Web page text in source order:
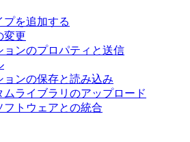
プを追加する
変​​更
ョンのプロパティと送信
ョンの保存と読み込み
ムライブラリのアップロード
フトウェアとの統合